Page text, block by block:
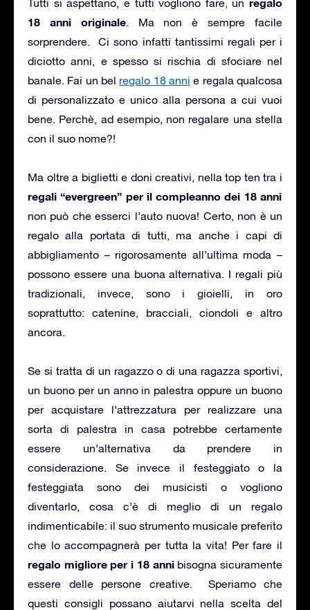
Tutti si aspettano, e tutti vogliono fare, un
18 anni originale. Ma non è sempre facile
sorprendere. Ci sono infatti tantissimi regali per i
diciotto anni, e spesso si rischia di sfociare nel
banale. Fai un bel regalo 18 anni e regala qualcosa
di personalizzato e unico alla persona a cui vuoi
bene. Perchè, ad esempio, non regalare una stella
con il suo nome?!
Ma oltre a biglietti e doni creativi, nella top ten tra i
regali “evergreen” per il compleanno dei 18 anni
non può che esserci l’auto nuova! Certo, non è un
regalo alla portata di tutti, ma anche i capi di
abbigliamento – rigorosamente all’ultima moda –
possono essere una buona alternativa. I regali più
tradizionali, invece, sono i gioielli, in oro
soprattutto: catenine, bracciali, ciondoli e altro
ancora.
Se si tratta di un ragazzo o di una ragazza sportivi,
un buono per un anno in palestra oppure un buono
per acquistare l’attrezzatura per realizzare una
sorta di palestra in casa potrebbe certamente
essere un’alternativa da prendere in
considerazione. Se invece il festeggiato o la
festeggiata sono dei musicisti o vogliono
diventarlo, cosa c’è di meglio di un regalo
indimenticabile: il suo strumento musicale preferito
che lo accompagnerà per tutta la vita! Per fare il
regalo migliore per i 18 annibisogna sicuramente
essere delle persone creative. Speriamo che
questi consigli possano aiutarvi nella scelta del